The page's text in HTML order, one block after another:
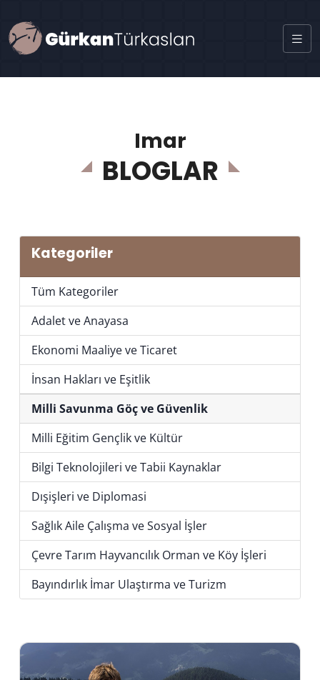
Imar
BLOGLAR
Kategoriler
Tüm Kategoriler
Adalet ve Anayasa
Ekonomi Maaliye ve Ticaret
İnsan Hakları ve Eşitlik
Milli Savunma Göç ve Güvenlik
Milli Eğitim Gençlik ve Kültür
Bilgi Teknolojileri ve Tabii Kaynaklar
Dışişleri ve Diplomasi
Sağlık Aile Çalışma ve Sosyal İşler
Çevre Tarım Hayvancılık Orman ve Köy İşleri
Bayındırlık İmar Ulaştırma ve Turizm